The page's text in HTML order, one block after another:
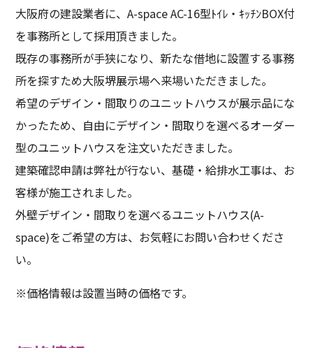
大阪府の建設業者に、A-space AC-16型ﾄｲﾚ・ｷｯﾁﾝBOX付
を事務所として採用頂きました。
既存の事務所が手狭になり、新たな借地に設置する事務
所を探すため大阪堺展示場へ来場いただきました。
希望のデザイン・間取りのユニットハウスが展示品にな
かったため、自由にデザイン・間取りを選べるオーダー
型のユニットハウスを注文いただきました。
建築確認申請は弊社が行ない、基礎・給排水工事は、お
客様が施工されました。
外壁デザイン・間取りを選べるユニットハウス(A-
space)をご希望の方は、お気軽にお問い合わせくださ
い。
※価格情報は設置当時の価格です。